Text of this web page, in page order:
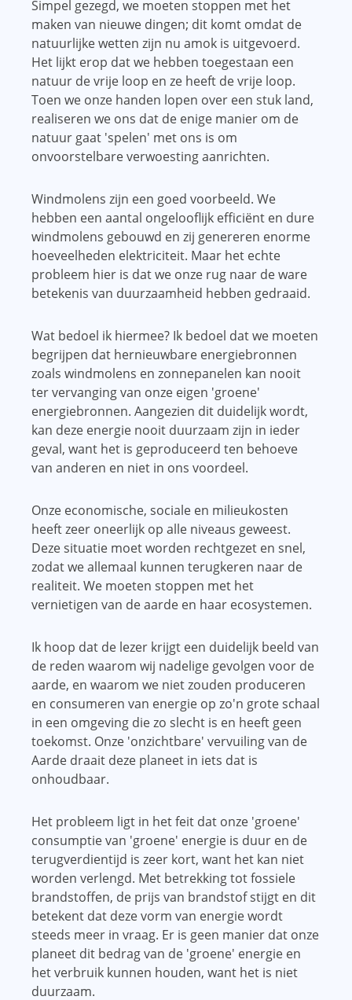
Simpel gezegd, we moeten stoppen met het
maken van nieuwe dingen; dit komt omdat de
natuurlijke wetten zijn nu amok is uitgevoerd.
Het lijkt erop dat we hebben toegestaan ​​een
natuur de vrije loop en ze heeft de vrije loop.
Toen we onze handen lopen over een stuk land,
realiseren we ons dat de enige manier om de
natuur gaat 'spelen' met ons is om
onvoorstelbare verwoesting aanrichten.
Windmolens zijn een goed voorbeeld. We
hebben een aantal ongelooflijk efficiënt en dure
windmolens gebouwd en zij genereren enorme
hoeveelheden elektriciteit. Maar het echte
probleem hier is dat we onze rug naar de ware
betekenis van duurzaamheid hebben gedraaid.
Wat bedoel ik hiermee? Ik bedoel dat we moeten
begrijpen dat hernieuwbare energiebronnen
zoals windmolens en zonnepanelen kan nooit
ter vervanging van onze eigen 'groene'
energiebronnen. Aangezien dit duidelijk wordt,
kan deze energie nooit duurzaam zijn in ieder
geval, want het is geproduceerd ten behoeve
van anderen en niet in ons voordeel.
Onze economische, sociale en milieukosten
heeft zeer oneerlijk op alle niveaus geweest.
Deze situatie moet worden rechtgezet en snel,
zodat we allemaal kunnen terugkeren naar de
realiteit. We moeten stoppen met het
vernietigen van de aarde en haar ecosystemen.
Ik hoop dat de lezer krijgt een duidelijk beeld van
de reden waarom wij nadelige gevolgen voor de
aarde, en waarom we niet zouden produceren
en consumeren van energie op zo'n grote schaal
in een omgeving die zo slecht is en heeft geen
toekomst. Onze 'onzichtbare' vervuiling van de
Aarde draait deze planeet in iets dat is
onhoudbaar.
Het probleem ligt in het feit dat onze 'groene'
consumptie van 'groene' energie is duur en de
terugverdientijd is zeer kort, want het kan niet
worden verlengd. Met betrekking tot fossiele
brandstoffen, de prijs van brandstof stijgt en dit
betekent dat deze vorm van energie wordt
steeds meer in vraag. Er is geen manier dat onze
planeet dit bedrag van de 'groene' energie en
het verbruik kunnen houden, want het is niet
duurzaam.